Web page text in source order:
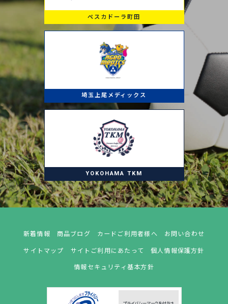
ペスカドーラ町田
埼玉上尾メディックス
YOKOHAMA TKM
新着情報 商品ブログ カードご利用者様へ
お問い合わせ
サイトマップ
サイトご利用にあたって
個人情報保護方針
情報セキュリティ基本方針